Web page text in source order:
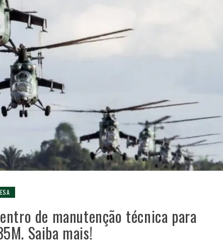
de manutenção técnica para
Saiba mais!